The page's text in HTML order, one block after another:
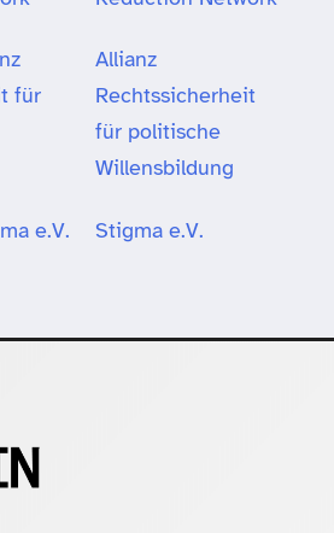
Allianz
Rechtssicherheit
für politische
Willensbildung
Stigma e.V.